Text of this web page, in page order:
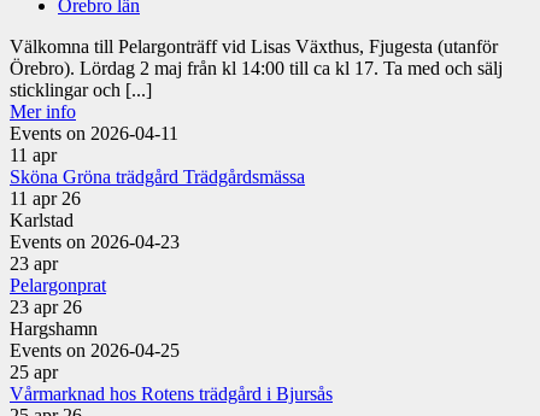
Örebro län
Välkomna till Pelargonträff vid Lisas Växthus, Fjugesta (utanför
Örebro). Lördag 2 maj från kl 14:00 till ca kl 17. Ta med och sälj
sticklingar och [...]
Mer info
Events on 2026-04-11
11 apr
Sköna Gröna trädgård Trädgårdsmässa
11 apr 26
Karlstad
Events on 2026-04-23
23 apr
Pelargonprat
23 apr 26
Hargshamn
Events on 2026-04-25
25 apr
Vårmarknad hos Rotens trädgård i Bjursås